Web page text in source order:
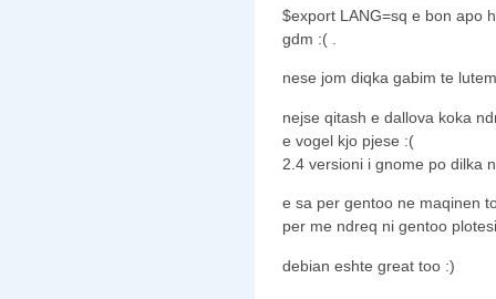
$export LANG=sq e bon apo
gdm :( .
nese jom diqka gabim te
nejse qitash e dallova koka
e vogel kjo pjese :(
2.4 versioni i gnome po dilka
e sa per gentoo ne maqinen
per me ndreq ni gentoo
debian eshte great too :)